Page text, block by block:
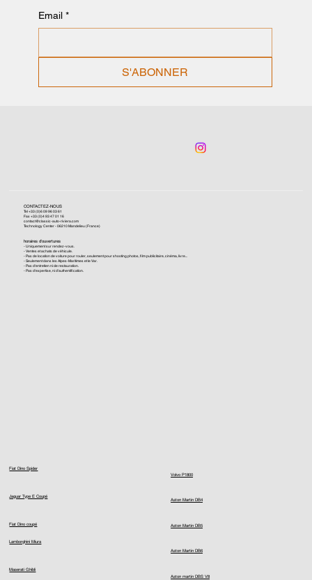
Email *
S'ABONNER
Volvo P1800
Aston Martin DB4
Aston Martin DB5
Aston Martin DB6
Aston martin DBS V8
Fiat Dino Spider
Jaguar Type E Coupé
Lamborghini Miura
Maserati Ghibli
Fiat Dino coupé
CONTACTEZ-NOUS
Tel +33 (0)6 09 96 03 61
Fax +33 (0)4 93 47 01 16
contact@classic-auto-riviera.com
Technology Center - 06210 Mandelieu (France)
horaires d'ouvertures
- Uniquement sur rendez-vous.
- Ventes et achats de véhicule.
- Pas de location de voiture pour rouler, seulement pour shooting photos, film publicitaire, cinéma, livre...
- Seulement dans les Alpes-Maritimes et le Var.
- Pas d'entretien ni de restauration.
- Pas d'expertise, ni d'authentification.